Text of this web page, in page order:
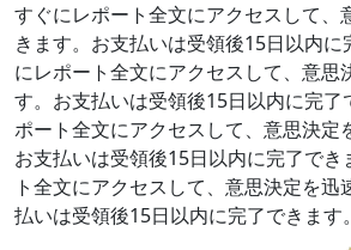
すぐにレポート全文にアクセスして、
きます。お支払いは受領後15日以内に
にレポート全文にアクセスして、意思
す。お支払いは受領後15日以内に完了
ポート全文にアクセスして、意思決定
お支払いは受領後15日以内に完了でき
ト全文にアクセスして、意思決定を迅
払いは受領後15日以内に完了できます。